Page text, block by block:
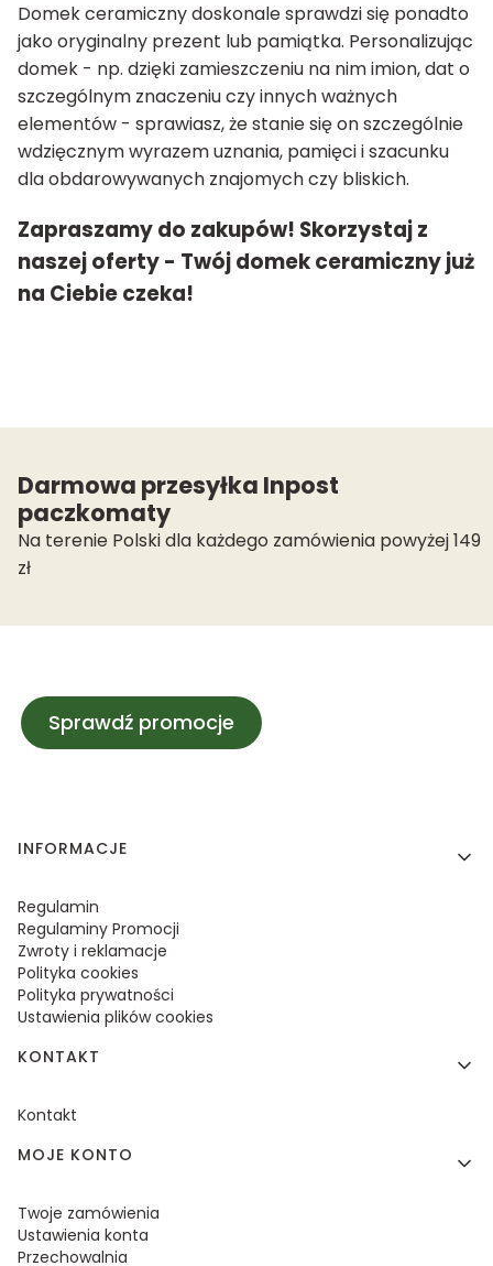
Domek ceramiczny doskonale sprawdzi się ponadto
jako oryginalny prezent lub pamiątka. Personalizując
domek - np. dzięki zamieszczeniu na nim imion, dat o
szczególnym znaczeniu czy innych ważnych
elementów - sprawiasz, że stanie się on szczególnie
wdzięcznym wyrazem uznania, pamięci i szacunku
dla obdarowywanych znajomych czy bliskich.
Zapraszamy do zakupów! Skorzystaj z
naszej oferty - Twój domek ceramiczny już
na Ciebie czeka!
Darmowa przesyłka Inpost
paczkomaty
Na terenie Polski dla każdego zamówienia powyżej 149
zł
Sprawdź promocje
Linki w stopce
INFORMACJE
Regulamin
Regulaminy Promocji
Zwroty i reklamacje
Polityka cookies
Polityka prywatności
Ustawienia plików cookies
KONTAKT
Kontakt
MOJE KONTO
Twoje zamówienia
Ustawienia konta
Przechowalnia